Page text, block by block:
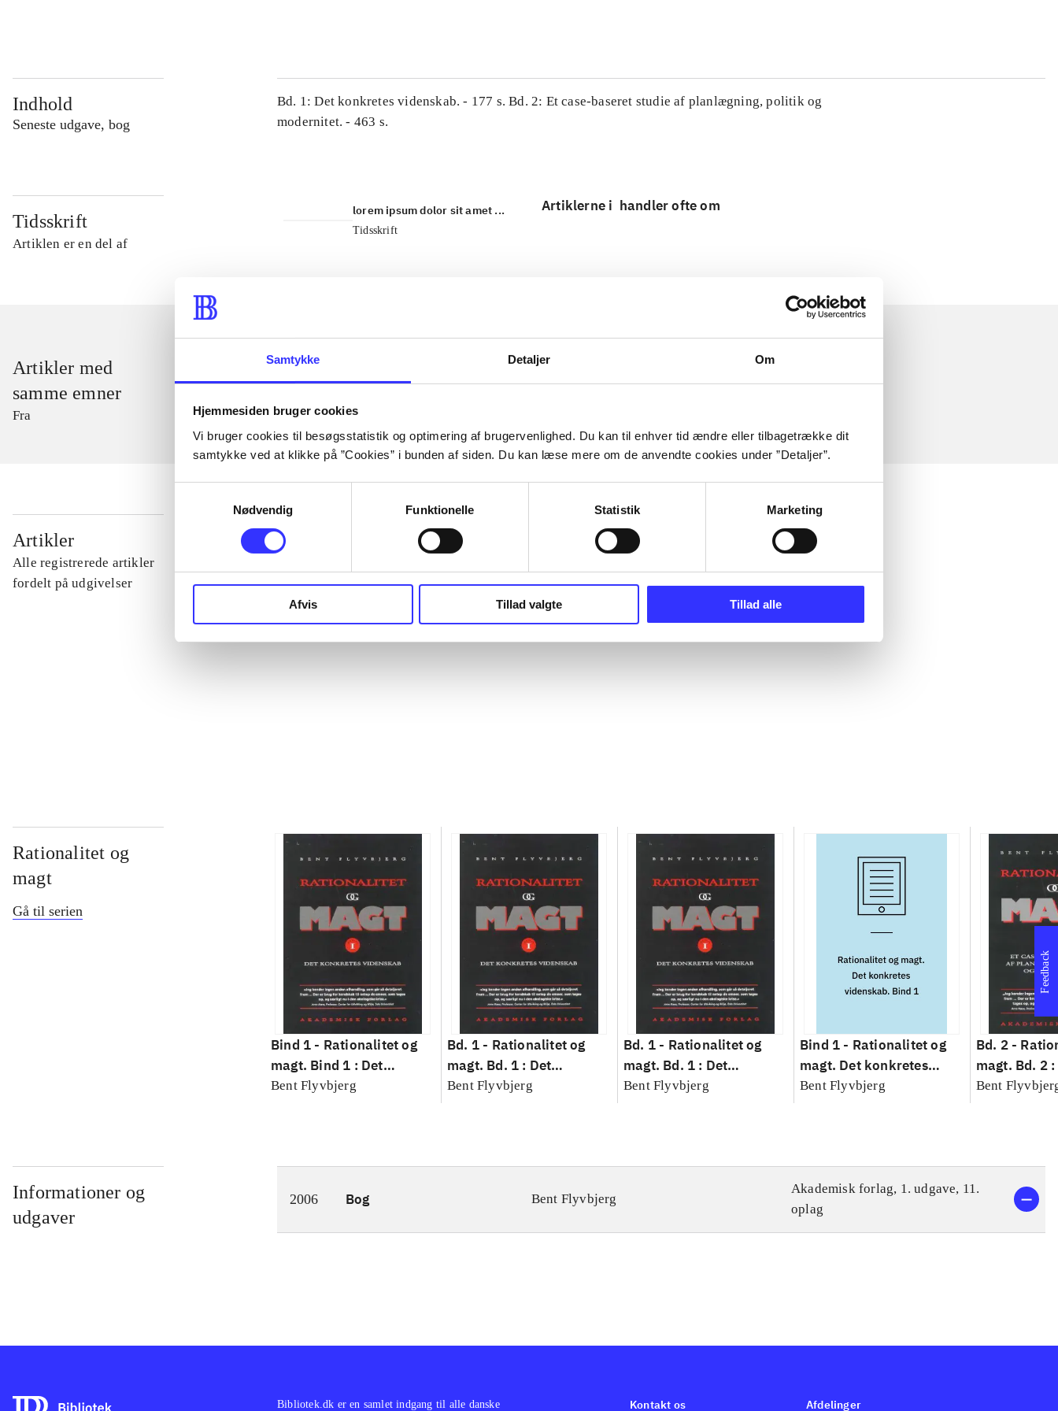
Samtykke Detaljer Om
Hjemmesiden bruger cookies
Vi bruger cookies til besøgsstatistik og optimering af brugervenlighed. Du kan til enhver tid ændre eller tilbagetrække dit
samtykke ved at klikke på ”Cookies” i bunden af siden. Du kan læse mere om de anvendte cookies under ”Detaljer”.
Nødvendig
Funktionelle Statistik Marketing
Afvis Tillad valgte Tillad alle
Indhold
Seneste udgave, bog
Bd. 1: Det konkretes videnskab. - 177 s. Bd. 2: Et case-baseret studie af planlægning, politik og
modernitet. - 463 s.
Tidsskrift
Artiklen er en del af
lorem ipsum dolor sit amet ...
Tidsskrift
Artiklerne i handler ofte om
Artikler med
samme emner
Fra
Artikler
Alle registrerede artikler
fordelt på udgivelser
...
Rationalitet og
magt
Gå til serien
Bind 1 - Rationalitet og
magt. Bind 1 : Det
konkretes videnskab
Bent Flyvbjerg
Bd. 1 - Rationalitet og
magt. Bd. 1 : Det
konkretes videnskab
Bent Flyvbjerg
Bd. 1 - Rationalitet og
magt. Bd. 1 : Det
konkretes videnskab
Bent Flyvbjerg
Bind 1 - Rationalitet og
magt. Det konkretes
videnskab. Bind 1
Bent Flyvbjerg
Bd. 2 -
magt. Bd. 2
baseret
Bent
Informationer og
udgaver
2006 Bog Bent Flyvbjerg
Akademisk forlag, 1. udgave, 11.
oplag
Feedback
Bibliotek.dk er en samlet indgang til alle danske Kontakt os Afdelinger